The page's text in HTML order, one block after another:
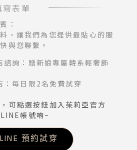
表單
：
，讓我們為您提供最貼心的服
與您聯繫。
諮詢：贈新娘專屬韓系輕奢飾
：每日限2名免費試穿
可點選按鈕加入茱莉亞官方
LINE帳號唷~
LINE 預約試穿